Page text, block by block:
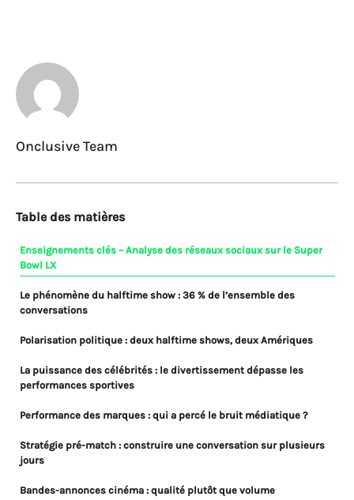
Onclusive Team
Table des matières
Enseignements clés – Analyse des réseaux sociaux sur le Super
Bowl LX
Le phénomène du halftime show : 36 % de l’ensemble des
conversations
Polarisation politique : deux halftime shows, deux Amériques
La puissance des célébrités : le divertissement dépasse les
performances sportives
Performance des marques : qui a percé le bruit médiatique ?
Stratégie pré-match : construire une conversation sur plusieurs
jours
Bandes-annonces cinéma : qualité plutôt que volume